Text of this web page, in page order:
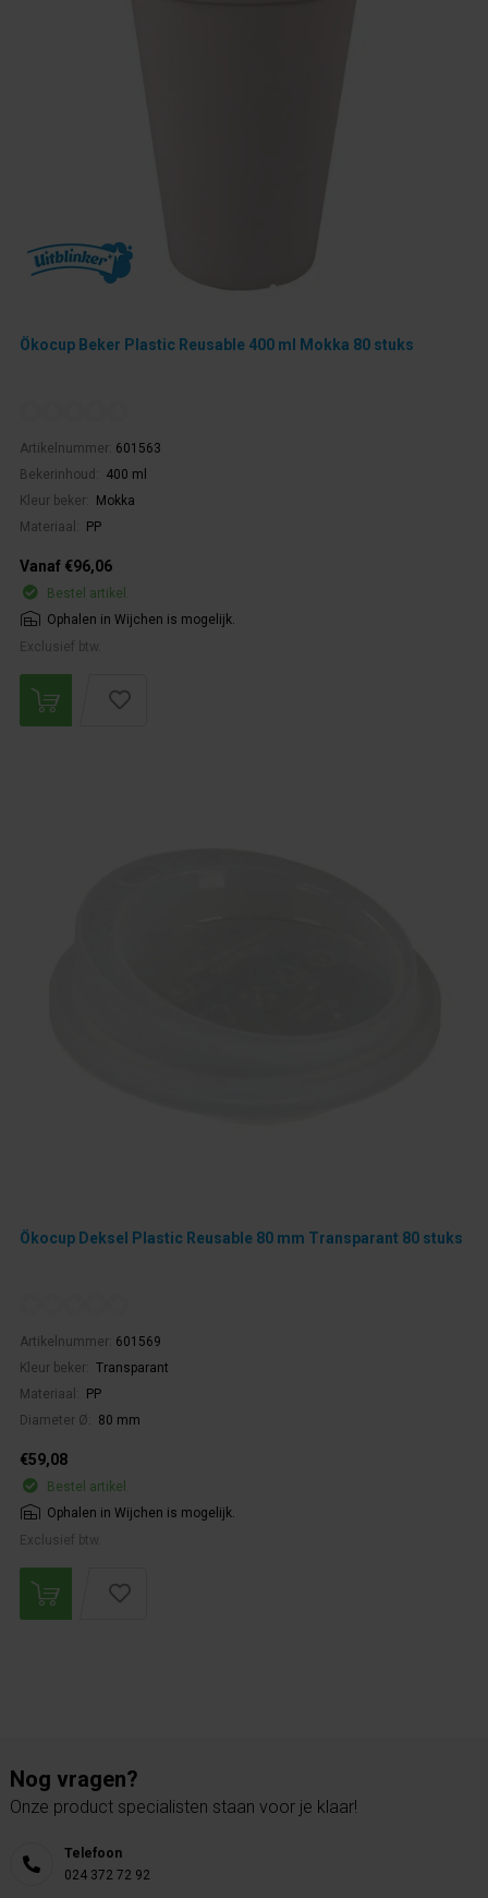
Ökocup Beker Plastic Reusable 400 ml Mokka 80 stuks
Artikelnummer: 601563
Bekerinhoud:
400 ml
Kleur beker:
Mokka
Materiaal:
PP
Vanaf €96,06
Bestel artikel.
Ophalen in Wijchen is mogelijk.
Exclusief btw.
Ökocup Deksel Plastic Reusable 80 mm Transparant 80 stuks
Artikelnummer: 601569
Kleur beker:
Transparant
Materiaal:
PP
Diameter Ø:
80 mm
€59,08
Bestel artikel.
Ophalen in Wijchen is mogelijk.
Exclusief btw.
Nog vragen?
Onze product specialisten staan voor je klaar!
Telefoon
024 372 72 92